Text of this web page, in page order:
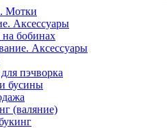
Мотки
Аксессуары
бобинах
Аксессуары
пэчворка
бусины
(валяние)